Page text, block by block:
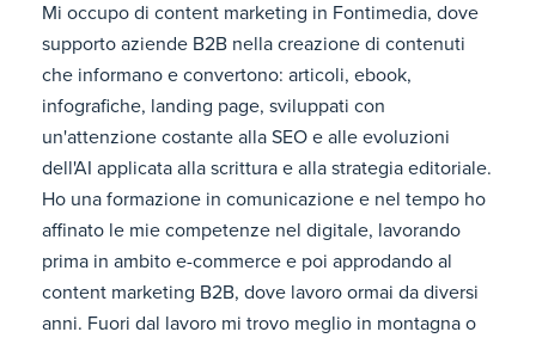
Mi occupo di content marketing in Fontimedia, dove
supporto aziende B2B nella creazione di contenuti
che informano e convertono: articoli, ebook,
infografiche, landing page, sviluppati con
un'attenzione costante alla SEO e alle evoluzioni
dell'AI applicata alla scrittura e alla strategia editoriale.
Ho una formazione in comunicazione e nel tempo ho
affinato le mie competenze nel digitale, lavorando
prima in ambito e-commerce e poi approdando al
content marketing B2B, dove lavoro ormai da diversi
anni. Fuori dal lavoro mi trovo meglio in montagna o